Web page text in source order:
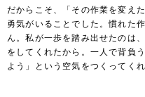
だからこそ、「その作業を変え
勇気がいることでした。慣れた
ん。私が一歩を踏み出せたのは
をしてくれたから。一人で背負
よう」という空気をつくってく